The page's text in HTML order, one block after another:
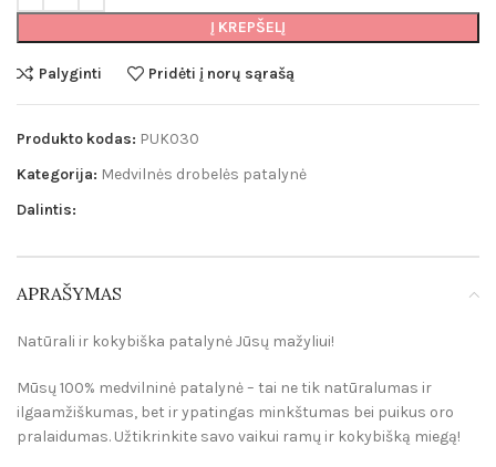
Į KREPŠELĮ
Palyginti Pridėti į norų sąrašą
Produkto kodas: PUK030
Kategorija: Medvilnės drobelės patalynė
Dalintis:
APRAŠYMAS
Natūrali ir kokybiška patalynė Jūsų mažyliui!
Mūsų 100% medvilninė patalynė – tai ne tik natūralumas ir
ilgaamžiškumas, bet ir ypatingas minkštumas bei puikus oro
pralaidumas. Užtikrinkite savo vaikui ramų ir kokybišką miegą!